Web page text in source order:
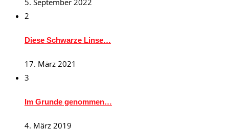
2
Diese Schwarze Linse…
17. März 2021
3
Im Grunde genommen…
4. März 2019